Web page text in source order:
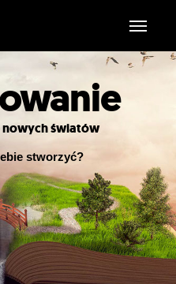
stworzyć?
światów
owanie